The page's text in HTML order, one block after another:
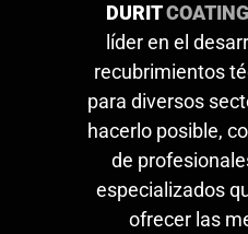
DURIT
líder en el
recubrimientos
para diversos
hacerlo posible,
de
especializados
ofrecer las